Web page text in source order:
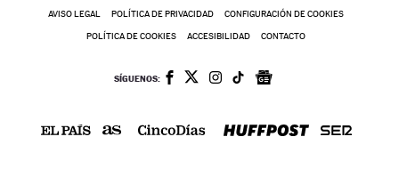
AVISO LEGAL POLÍTICA DE PRIVACIDAD CONFIGURACIÓN DE COOKIES
POLÍTICA DE COOKIES ACCESIBILIDAD CONTACTO
SÍGUENOS: